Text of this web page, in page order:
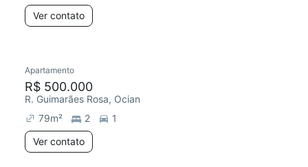
Ver contato
Apartamento
R$ 500.000
R. Guimarães Rosa, Ocian
79m² 2
1
Ver contato